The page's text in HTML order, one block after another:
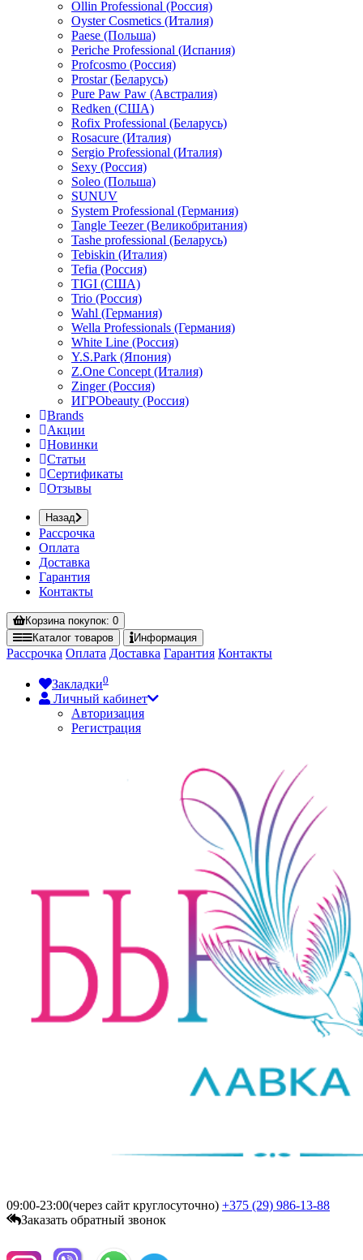
Ollin Professional (Россия)
Oyster Cosmetics (Италия)
Paese (Польша)
Periche Professional (Испания)
Profcosmo (Россия)
Prostar (Беларусь)
Pure Paw Paw (Австралия)
Redken (США)
Rofix Professional (Беларусь)
Rosacure (Италия)
Sergio Professional (Италия)
Sexy (Россия)
Soleo (Польша)
SUNUV
System Professional (Германия)
Tangle Teezer (Великобритания)
Tashe professional (Беларусь)
Tebiskin (Италия)
Tefia (Россия)
TIGI (США)
Trio (Россия)
Wahl (Германия)
Wella Professionals (Германия)
White Line (Россия)
Y.S.Park (Япония)
Z.One Concept (Италия)
Zinger (Россия)
ИГРОbeauty (Россия)
Brands
Акции
Новинки
Статьи
Сертификаты
Отзывы
Назад
Рассрочка
Оплата
Доставка
Гарантия
Контакты
Корзинапокупок: 0
Каталог товаров Информация
Рассрочка Оплата Доставка Гарантия Контакты
Закладки0
Личный кабинет
Авторизация
Регистрация
09:00-23:00(через сайт круглосуточно) +375 (29) 986-13-88
Заказать обратный звонок